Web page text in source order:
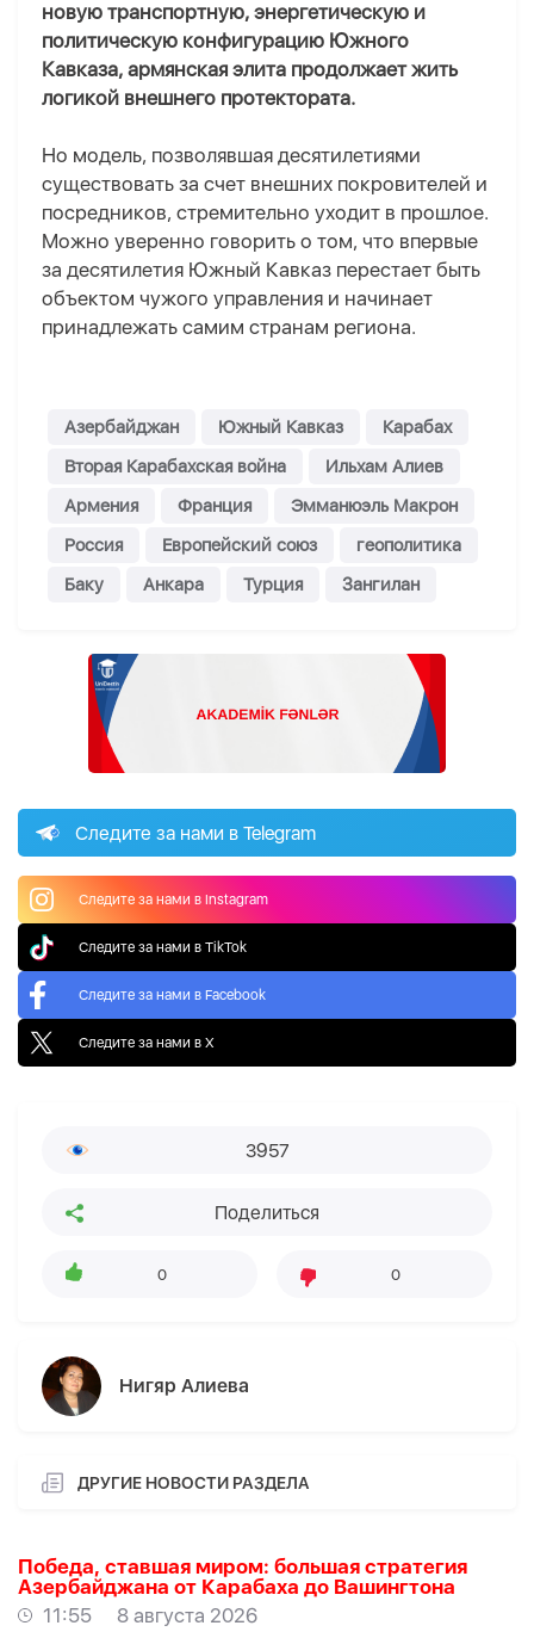
новую транспортную, энергетическую и
политическую конфигурацию Южного
Кавказа, армянская элита продолжает жить
логикой внешнего протектората.
Но модель, позволявшая десятилетиями
существовать за счет внешних покровителей и
посредников, стремительно уходит в прошлое.
Можно уверенно говорить о том, что впервые
за десятилетия Южный Кавказ перестает быть
объектом чужого управления и начинает
принадлежать самим странам региона.
Азербайджан Южный Кавказ
Карабах
Вторая Карабахская война
Ильхам Алиев
Армения
Франция
Эмманюэль Макрон
Россия
Европейский союз
геополитика
Баку
Анкара Турция Зангилан
Следите за нами в Telegram
Следите за нами в Instagram
Следите за нами в TikTok
Следите за нами в Facebook
Следите за нами в X
3957
Поделиться
0 0
Нигяр Алиева
ДРУГИЕ НОВОСТИ РАЗДЕЛА
Победа, ставшая миром: большая стратегия
Азербайджана от Карабаха до Вашингтона
11:55
8 августа 2026